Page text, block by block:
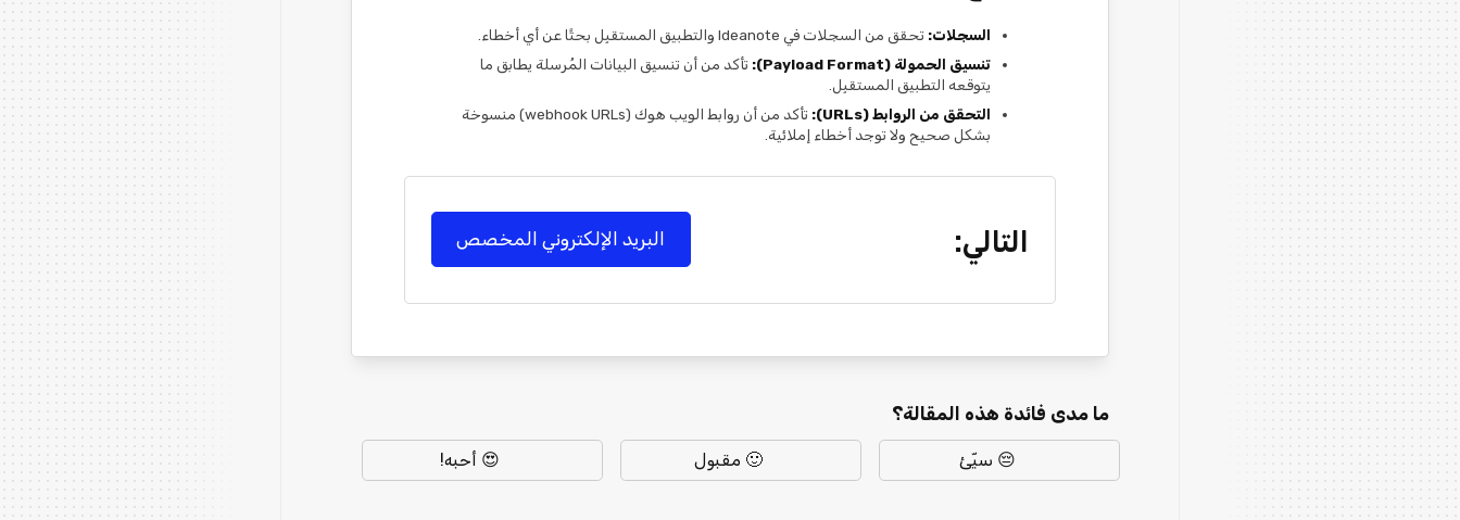
السجلات: تحقق من السجلات في Ideanote والتطبيق المستقبِل بحثًا عن أي أخطاء.
تنسيق الحمولة (Payload Format):
تأكد من أن تنسيق البيانات المُرسلة يطابق ما
يتوقعه التطبيق المستقبِل.
التحقق من الروابط (URLs):
تأكد من أن روابط الويب هوك (webhook URLs) منسوخة
بشكل صحيح ولا توجد أخطاء إملائية.
التالي: البريد الإلكتروني المخصص
ما مدى فائدة هذه المقالة؟
😔 سيّئ 🙂 مقبول 😍 أحبه!